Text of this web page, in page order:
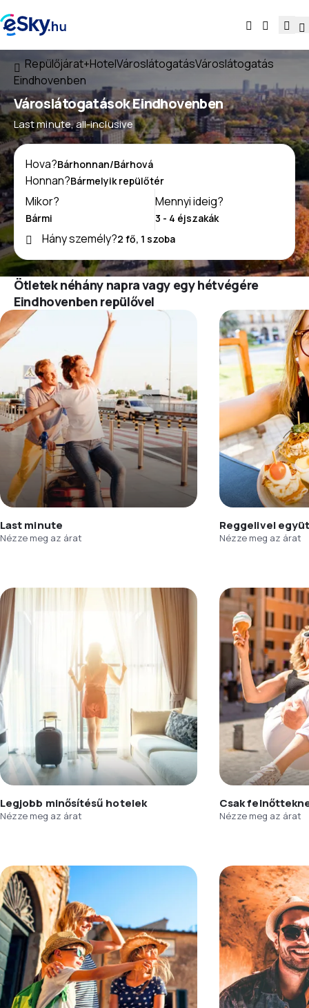
Repülőjárat+HotelVároslátogatásVároslátogatás
Eindhovenben
Városlátogatások Eindhovenben
Last minute, all-inclusive
Hova?
Honnan?
Mikor?
Mennyi ideig?
Hány személy?
Ötletek néhány napra vagy egy hétvégére
Eindhovenben repülővel
Last minute
Nézze meg az árat
Reggelivel
Nézze meg az árat
Legjobb minősítésű hotelek
Nézze meg az árat
Csak
Nézze meg az árat